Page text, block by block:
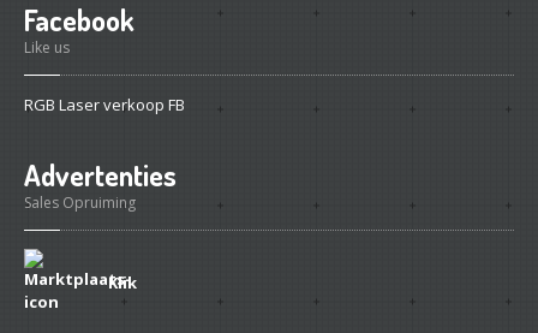
Facebook
Like us
RGB Laser verkoop FB
Advertenties
Sales Opruiming
Klik